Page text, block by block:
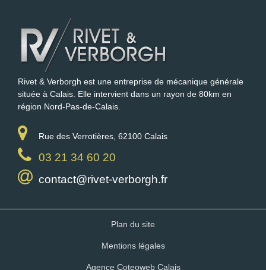
Rivet & Verborgh est une entreprise de mécanique générale
située à Calais. Elle intervient dans un rayon de 80km en
région Nord-Pas-de-Calais.
Rue des Verrotières, 62100 Calais
03 21 34 60 20
contact@rivet-verborgh.fr
Plan du site
Mentions légales
Agence Coteoweb Calais